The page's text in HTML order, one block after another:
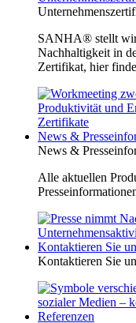
SANHA® stellt
Nachhaltigkeit in
Zertifikat, hier
News &
News &
Alle aktuellen
Kontaktieren Sie
Kontaktieren Sie
Referenzen